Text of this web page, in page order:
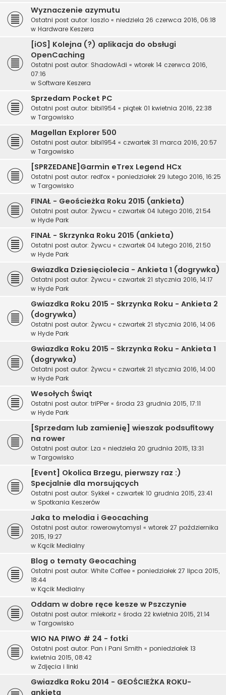
Wyznaczenie azymutu
Ostatni post autor: laszlo « niedziela 26 czerwca 2016, 06:18
w Hardware Keszera
[iOS] Kolejna (?) aplikacja do obsługi
OpenCaching
Ostatni post autor: ShadowAdi « wtorek 14 czerwca 2016,
07:16
w Software Keszera
Sprzedam Pocket PC
Ostatni post autor: bibi1954 « piątek 01 kwietnia 2016, 22:38
w Targowisko
Magellan Explorer 500
Ostatni post autor: bibi1954 « czwartek 31 marca 2016, 20:57
w Targowisko
[SPRZEDANE]Garmin eTrex Legend HCx
Ostatni post autor: redfox « poniedziałek 29 lutego 2016, 16:25
w Targowisko
FINAŁ - Geościeżka Roku 2015 (ankieta)
Ostatni post autor: Żywcu « czwartek 04 lutego 2016, 21:54
w Hyde Park
FINAŁ - Skrzynka Roku 2015 (ankieta)
Ostatni post autor: Żywcu « czwartek 04 lutego 2016, 21:50
w Hyde Park
Gwiazdka Dziesięciolecia - Ankieta 1 (dogrywka)
Ostatni post autor: Żywcu « czwartek 21 stycznia 2016, 14:17
w Hyde Park
Gwiazdka Roku 2015 - Skrzynka Roku - Ankieta 2
(dogrywka)
Ostatni post autor: Żywcu « czwartek 21 stycznia 2016, 14:06
w Hyde Park
Gwiazdka Roku 2015 - Skrzynka Roku - Ankieta 1
(dogrywka)
Ostatni post autor: Żywcu « czwartek 21 stycznia 2016, 14:00
w Hyde Park
Wesołych Świąt
Ostatni post autor: triPPer « środa 23 grudnia 2015, 17:11
w Hyde Park
[Sprzedam lub zamienię] wieszak podsufitowy
na rower
Ostatni post autor: Lza « niedziela 20 grudnia 2015, 13:31
w Targowisko
[Event] Okolica Brzegu, pierwszy raz :)
Specjalnie dla morsujących
Ostatni post autor: Sykkel « czwartek 10 grudnia 2015, 23:41
w Spotkania Keszerów
Jaka to melodia i Geocaching
Ostatni post autor: rowerowytomysl « wtorek 27 października
2015, 19:27
w Kącik Medialny
Blog o tematy Geocaching
Ostatni post autor: White Coffee « poniedziałek 27 lipca 2015,
18:44
w Kącik Medialny
Oddam w dobre ręce kesze w Pszczynie
Ostatni post autor: mlekorlz « środa 22 kwietnia 2015, 21:14
w Targowisko
WIO NA PIWO # 24 - fotki
Ostatni post autor: Pan i Pani Smith « poniedziałek 13
kwietnia 2015, 08:42
w Zdjęcia i linki
Gwiazdka Roku 2014 - GEOŚCIEŻKA ROKU-
ankieta